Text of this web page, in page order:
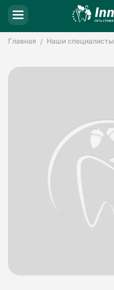
Главная Наши специалисты